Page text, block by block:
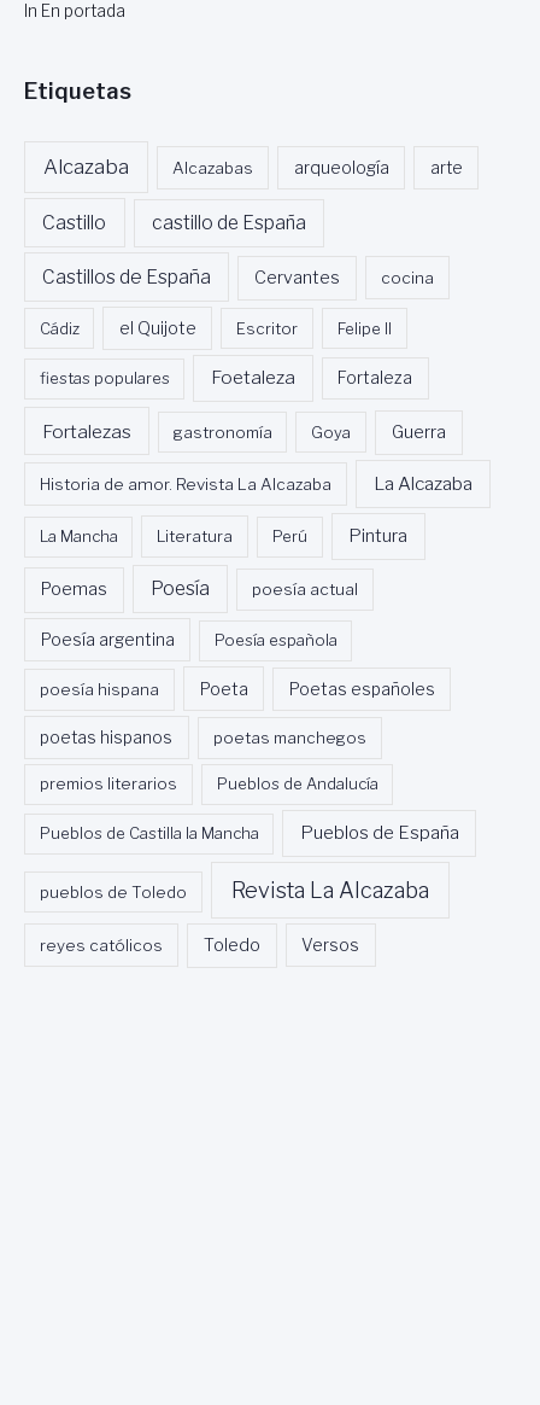
In En portada
Etiquetas
Alcazaba Alcazabas arqueología arte
Castillo castillo de España
Castillos de España Cervantes cocina
Cádiz el Quijote Escritor Felipe II
fiestas populares Foetaleza Fortaleza
Fortalezas gastronomía Goya Guerra
Historia de amor. Revista La Alcazaba La Alcazaba
La Mancha Literatura Perú Pintura
Poemas Poesía poesía actual
Poesía argentina Poesía española
poesía hispana Poeta Poetas españoles
poetas hispanos poetas manchegos
premios literarios Pueblos de Andalucía
Pueblos de Castilla la Mancha Pueblos de España
pueblos de Toledo Revista La Alcazaba
reyes católicos Toledo Versos